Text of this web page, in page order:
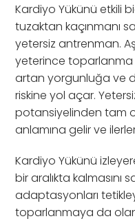
Kardiyo Yükünü etkili
tuzaktan kaçınmanı
yetersiz antrenman.
yeterince
artan yorgunluğa ve
riskine yol açar.
potansiyelinden tam
anlamına gelir ve
Kardiyo Yükünü
bir aralıkta kalmasını
adaptasyonları
toparlanmaya da